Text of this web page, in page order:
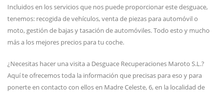
Incluidos en los servicios que nos puede proporcionar este desguace,
tenemos: recogida de vehículos, venta de piezas para automóvil o
moto, gestión de bajas y tasación de automóviles. Todo esto y mucho
más a los mejores precios para tu coche.
¿Necesitas hacer una visita a Desguace Recuperaciones Maroto S.L.?
Aquí te ofrecemos toda la información que precisas para eso y para
ponerte en contacto con ellos en Madre Celeste, 6, en la localidad de